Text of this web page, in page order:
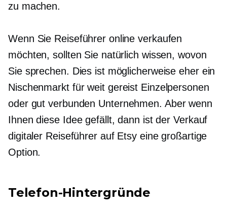
zu machen.
Wenn Sie Reiseführer online verkaufen
möchten, sollten Sie natürlich wissen, wovon
Sie sprechen. Dies ist möglicherweise eher ein
Nischenmarkt fürweit gereist Einzelpersonen
oder gut verbunden Unternehmen. Aber wenn
Ihnen diese Idee gefällt, dann ist der Verkauf
digitaler Reiseführer auf Etsy eine großartige
Option.
Telefon-Hintergründe